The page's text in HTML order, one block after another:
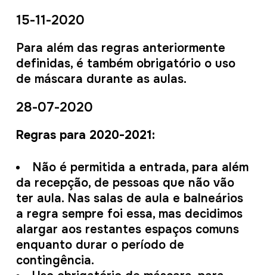
15-11-2020
Para além das regras anteriormente
definidas, é também obrigatório o uso
de máscara durante as aulas.
28-07-2020
Regras para 2020-2021:
Não é permitida a entrada, para além
da recepção, de pessoas que não vão
ter aula. Nas salas de aula e balneários
a regra sempre foi essa, mas decidimos
alargar aos restantes espaços comuns
enquanto durar o período de
contingência.